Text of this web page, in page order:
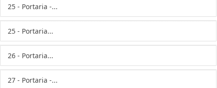
25 - Portaria -...
25 - Portaria...
26 - Portaria...
27 - Portaria -...